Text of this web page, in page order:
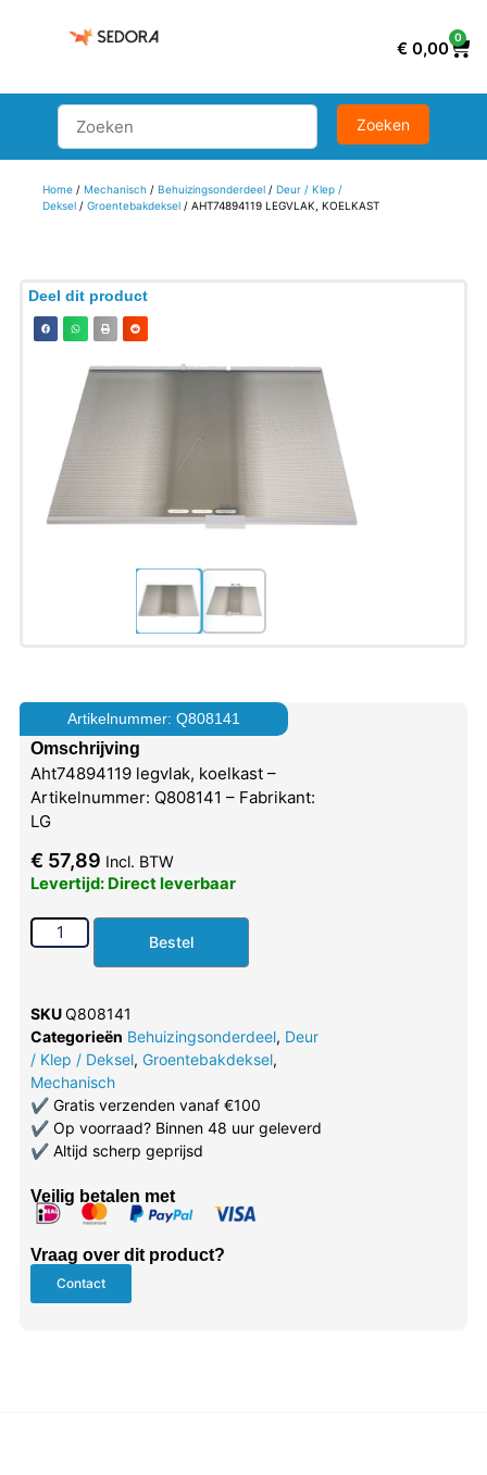
€ 0,00
0
Home/ Mechanisch/ Behuizingsonderdeel/ Deur / Klep /
Deksel/ Groentebakdeksel/ AHT74894119 LEGVLAK, KOELKAST
Deel dit product
Artikelnummer: Q808141
Omschrijving
Aht74894119 legvlak, koelkast –
Artikelnummer: Q808141 – Fabrikant:
LG
€ 57,89 Incl. BTW
Levertijd: Direct leverbaar
Bestel
SKUQ808141
Categorieën Behuizingsonderdeel, Deur
/ Klep / Deksel, Groentebakdeksel,
Mechanisch
✔Gratis verzenden vanaf €100
✔Op voorraad? Binnen 48 uur geleverd
✔Altijd scherp geprijsd
Veilig betalen met
Vraag over dit product?
Contact